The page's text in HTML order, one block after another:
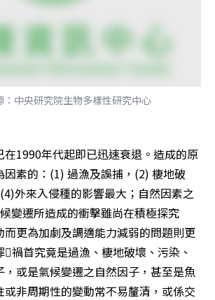
：中央研究院生物多樣性研究中心
在1990年代起即已迅速衰退。造成的原
因素的：(1) 過漁及誤捕，(2) 棲地破
外來入侵種的影響最大；自然因素之
變遷所造成的衝擊雖尚在積極探究
而更為加劇及調適能力減弱的問題則更
禍首究竟是過漁、棲地破壞、污染、
，或是氣候變遷之自然因子，甚至是魚
或非周期性的變動常不易釐清，或係交